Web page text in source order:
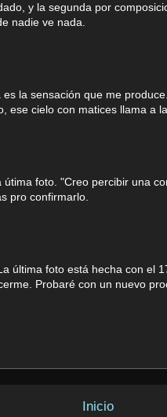
y la segunda por
nadie ve nada.
la sensación que me
ese cielo con matices llama a
foto. "Creo percibir una
pro confirmarlo.
última foto está hecha con el
Probaré con un nuevo
Inicio